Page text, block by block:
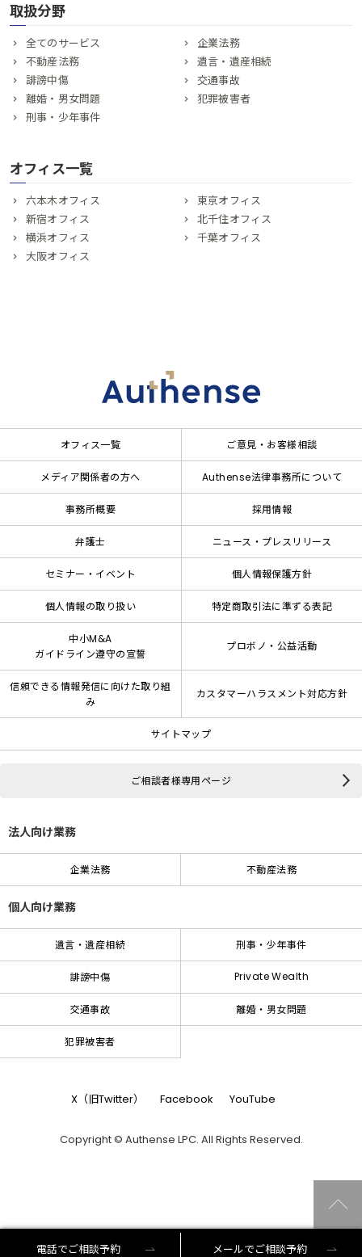
取扱分野
全てのサービス
企業法務
不動産法務
遺言・遺産相続
誹謗中傷
交通事故
離婚・男女問題
犯罪被害者
刑事・少年事件
オフィス一覧
六本木オフィス
東京オフィス
新宿オフィス
北千住オフィス
横浜オフィス
千葉オフィス
大阪オフィス
オフィス一覧 ご意見・お客様相談
メディア関係者の方へ Authense法律事務所について
事務所概要 採用情報
弁護士 ニュース・プレスリリース
セミナー・イベント 個人情報保護方針
個人情報の取り扱い 特定商取引法に準ずる表記
中小M&A
ガイドライン遵守の宣誓
プロボノ・公益活動
信頼できる情報発信に向けた取り組
み
カスタマーハラスメント対応方針
サイトマップ
ご相談者様専用ページ
法人向け業務
企業法務 不動産法務
個人向け業務
遺言・遺産相続 刑事・少年事件
誹謗中傷 Private Wealth
交通事故 離婚・男女問題
犯罪被害者
X（旧Twitter） Facebook YouTube
Copyright © Authense LPC. All Rights Reserved.
電話でご相談予約 メールでご相談予約